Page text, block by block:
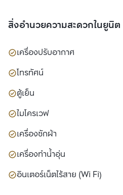
สิ่งอำนวยความสะดวกในยูนิต
เครื่องปรับอากาศ
โทรทัศน์
ตู้เย็น
ไมโครเวฟ
เครื่องซักผ้า
เครื่องทำน้ำอุ่น
อินเตอร์เน็ตไร้สาย (Wi Fi)